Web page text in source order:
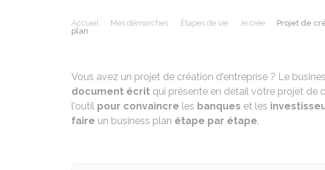
Accueil Mes démarches Étapes de vie Je crée
Projet de
plan
Vous avez un projet de création d'entreprise ? Le
document écrit qui présente en détail votre projet de
l'outil pour convaincre les banques et les
faire un business plan étape par étape.